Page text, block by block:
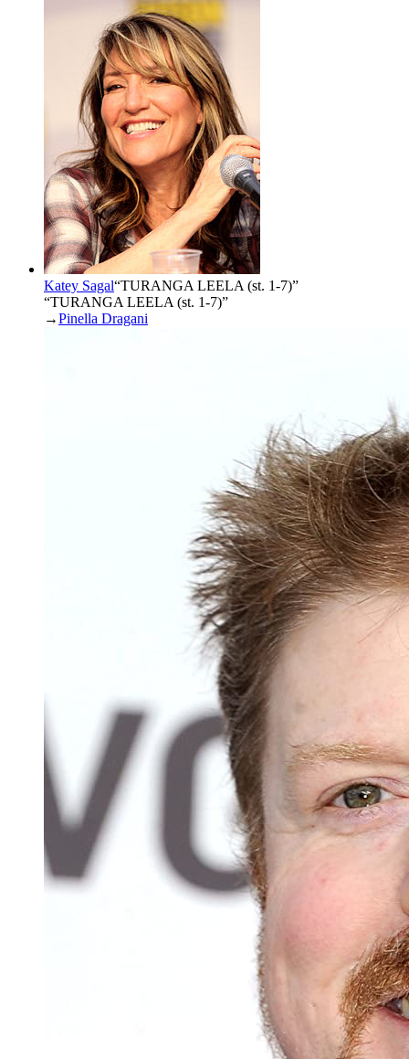
Katey Sagal“TURANGA LEELA (st. 1-7)”
“TURANGA LEELA (st. 1-7)”
→Pinella Dragani